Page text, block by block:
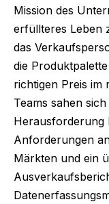
Mission des
erfüllteres Leben
das
die
richtigen Preis im
Teams sahen
Herausforderung
Anforderungen
Märkten und ein